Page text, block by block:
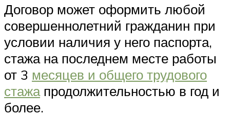
Договор может оформить любой
совершеннолетний гражданин при
условии наличия у него паспорта,
стажа на последнем месте работы
от 3 месяцев и общего трудового
стажапродолжительностью в год и
более.